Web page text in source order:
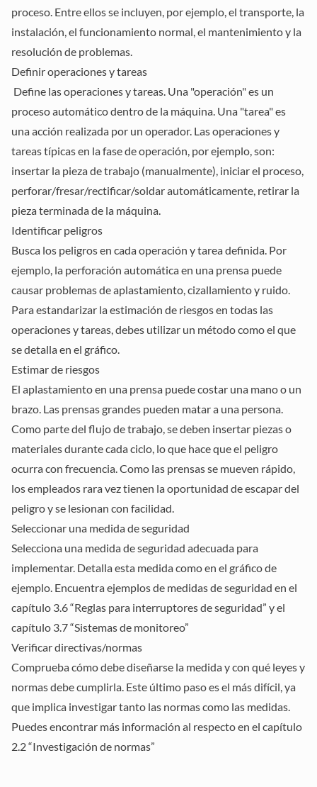
proceso. Entre ellos se incluyen, por ejemplo, el transporte, la
instalación, el funcionamiento normal, el mantenimiento y la
resolución de problemas.
Definir operaciones y tareas
Define las operaciones y tareas. Una "operación" es un
proceso automático dentro de la máquina. Una "tarea" es
una acción realizada por un operador. Las operaciones y
tareas típicas en la fase de operación, por ejemplo, son:
insertar la pieza de trabajo (manualmente), iniciar el proceso,
perforar/fresar/rectificar/soldar automáticamente, retirar la
pieza terminada de la máquina.
Identificar peligros
Busca los peligros en cada operación y tarea definida. Por
ejemplo, la perforación automática en una prensa puede
causar problemas de aplastamiento, cizallamiento y ruido.
Para estandarizar la estimación de riesgos en todas las
operaciones y tareas, debes utilizar un método como el que
se detalla en el gráfico.
Estimar de riesgos
El aplastamiento en una prensa puede costar una mano o un
brazo. Las prensas grandes pueden matar a una persona.
Como parte del flujo de trabajo, se deben insertar piezas o
materiales durante cada ciclo, lo que hace que el peligro
ocurra con frecuencia. Como las prensas se mueven rápido,
los empleados rara vez tienen la oportunidad de escapar del
peligro y se lesionan con facilidad.
Seleccionar una medida de seguridad
Selecciona una medida de seguridad adecuada para
implementar. Detalla esta medida como en el gráfico de
ejemplo. Encuentra ejemplos de medidas de seguridad en el
capítulo 3.6 “Reglas para interruptores de seguridad” y el
capítulo 3.7 “Sistemas de monitoreo”
Verificar directivas/normas
Comprueba cómo debe diseñarse la medida y con qué leyes y
normas debe cumplirla. Este último paso es el más difícil, ya
que implica investigar tanto las normas como las medidas.
Puedes encontrar más información al respecto en el capítulo
2.2 “Investigación de normas”